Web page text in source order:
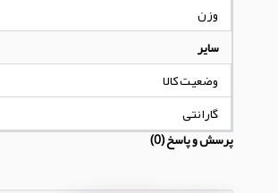
وزن
سایر
وضعیت کالا
گارانتی
پرسش و پاسخ (0)